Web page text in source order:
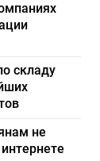
складу
не